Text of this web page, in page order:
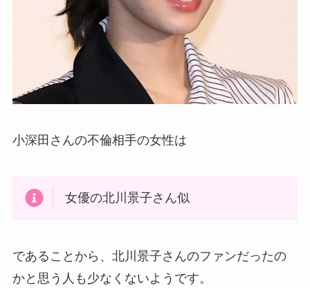
小深田さんの不倫相手の女性は
女優の北川景子さん似
であることから、北川景子さんのファンだったの
かと思う人も少なくないようです。